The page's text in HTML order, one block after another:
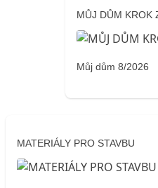
MŮJ DŮM KROK
Můj dům 8/2026
MATERIÁLY PRO STAVBU